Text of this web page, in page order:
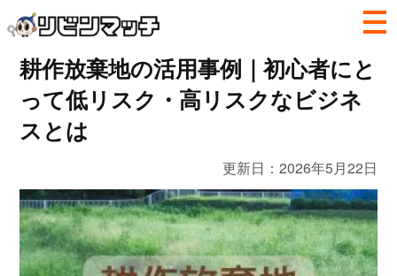
耕作放棄地の活用事例｜初心者にと
って低リスク・高リスクなビジネ
スとは
更新日：2026年5月22日